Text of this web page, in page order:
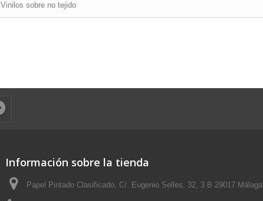
Vinilos sobre no tejido
Información sobre la tienda
Papel Pintado Clasificado, C/. Eugenio Selles, 32, 3 B 29017 Málaga